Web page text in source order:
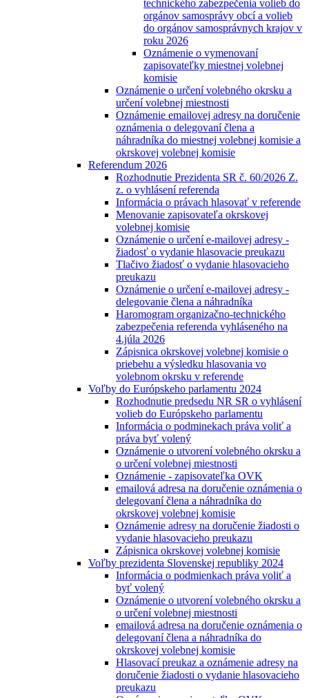
technického zabezpečenia volieb do
orgánov samosprávy obcí a volieb
do orgánov samosprávnych krajov v
roku 2026
Oznámenie o vymenovaní
zapisovateľky miestnej volebnej
komisie
Oznámenie o určení volebného okrsku a
určení volebnej miestnosti
Oznámenie emailovej adresy na doručenie
oznámenia o delegovaní člena a
náhradníka do miestnej volebnej komisie a
okrskovej volebnej komisie
Referendum 2026
Rozhodnutie Prezidenta SR č. 60/2026 Z.
z. o vyhlásení referenda
Informácia o právach hlasovať v referende
Menovanie zapisovateľa okrskovej
volebnej komisie
Oznámenie o určení e-mailovej adresy -
žiadosť o vydanie hlasovacie preukazu
Tlačivo žiadosť o vydanie hlasovacieho
preukazu
Oznámenie o určení e-mailovej adresy -
delegovanie člena a náhradníka
Haromogram organizačno-technického
zabezpečenia referenda vyhláseného na
4.júla 2026
Zápisnica okrskovej volebnej komisie o
priebehu a výsledku hlasovania vo
volebnom okrsku v referende
Voľby do Európskeho parlamentu 2024
Rozhodnutie predsedu NR SR o vyhlásení
volieb do Európskeho parlamentu
Informácia o podminekach práva voliť a
práva byť volený
Oznámenie o utvorení volebného okrsku a
o určení volebnej miestnosti
Oznámenie - zapisovateľka OVK
emailová adresa na doručenie oznámenia o
delegovaní člena a náhradníka do
okrskovej volebnej komisie
Oznámenie adresy na doručenie žiadosti o
vydanie hlasovacieho preukazu
Zápisnica okrskovej volebnej komisie
Voľby prezidenta Slovenskej republiky 2024
Informácia o podmienkach práva voliť a
byť volený
Oznámenie o utvorení volebného okrsku a
o určení volebnej miestnosti
emailová adresa na doručenie oznámenia o
delegovaní člena a náhradníka do
okrskovej volebnej komisie
Hlasovací preukaz a oznámenie adresy na
doručenie žiadosti o vydanie hlasovacieho
preukazu